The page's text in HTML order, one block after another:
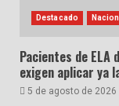
Destacado
Pacientes de ELA
exigen aplicar ya
5 de agosto de 2026